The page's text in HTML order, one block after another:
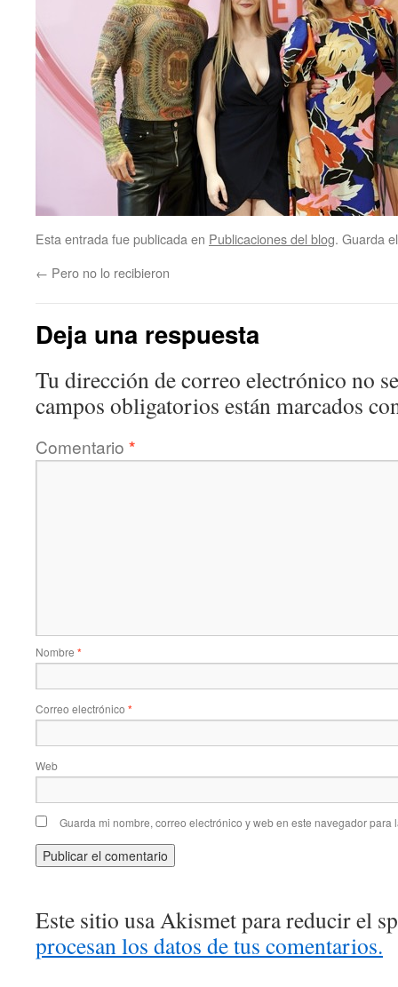
Esta entrada fue publicada en Publicaciones del blog. Guarda
← Pero no lo recibieron
Deja una respuesta
Tu dirección de correo electrónico no
campos obligatorios están marcados
Comentario *
Nombre *
Correo electrónico *
Web
Guarda mi nombre, correo electrónico y web en este navegador para
Este sitio usa Akismet para reducir el
procesan los datos de tus comentarios.